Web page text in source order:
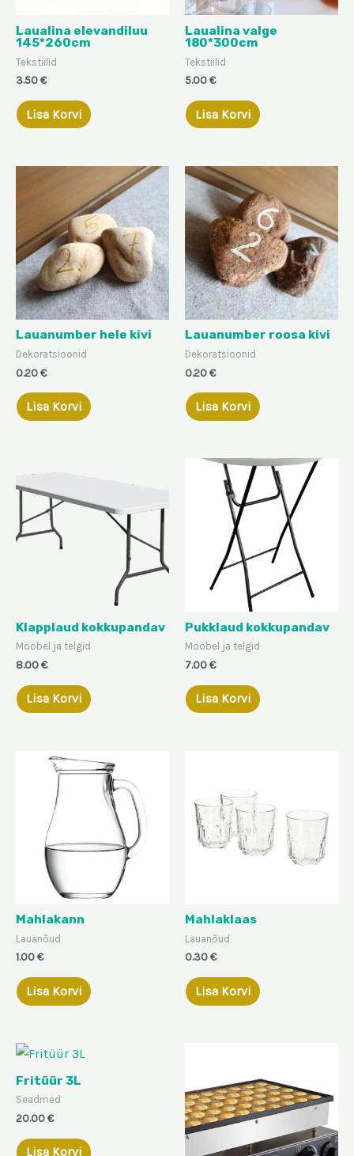
Laualina elevandiluu
145*260cm
Tekstiilid
3.50€
Lisa Korvi
Laualina valge
180*300cm
Tekstiilid
5.00€
Lisa Korvi
Lauanumber hele kivi
Dekoratsioonid
0.20€
Lisa Korvi
Lauanumber roosa kivi
Dekoratsioonid
0.20€
Lisa Korvi
Klapplaud kokkupandav
Mööbel ja telgid
8.00€
Lisa Korvi
Pukklaud kokkupandav
Mööbel ja telgid
7.00€
Lisa Korvi
Mahlakann
Lauanõud
1.00€
Lisa Korvi
Mahlaklaas
Lauanõud
0.30€
Lisa Korvi
Fritüür 3L
Seadmed
20.00€
Lisa Korvi